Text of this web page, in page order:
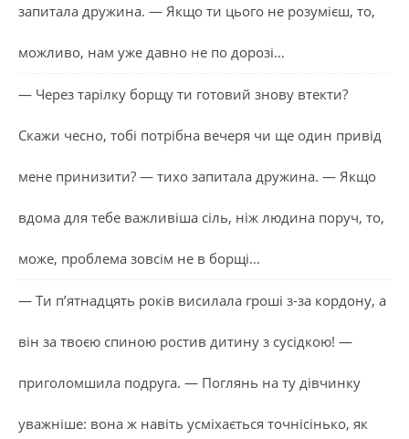
запитала дружина. — Якщо ти цього не розумієш, то,
можливо, нам уже давно не по дорозі…
— Через тарілку борщу ти готовий знову втекти?
Скажи чесно, тобі потрібна вечеря чи ще один привід
мене принизити? — тихо запитала дружина. — Якщо
вдома для тебе важливіша сіль, ніж людина поруч, то,
може, проблема зовсім не в борщі…
— Ти п’ятнадцять років висилала гроші з-за кордону, а
він за твоєю спиною ростив дитину з сусідкою! —
приголомшила подруга. — Поглянь на ту дівчинку
уважніше: вона ж навіть усміхається точнісінько, як